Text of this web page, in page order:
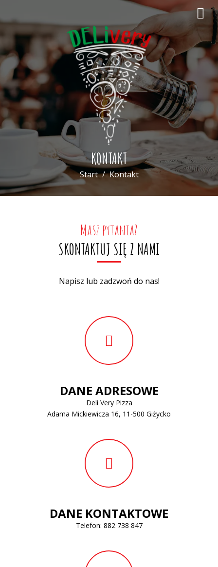
KONTAKT
Start Kontakt
Masz pytania?
SKONTAKTUJ SIĘ Z NAMI
Napisz lub zadzwoń do nas!
DANE ADRESOWE
Deli Very Pizza
Adama Mickiewicza 16, 11-500 Giżycko
DANE KONTAKTOWE
Telefon: 882 738 847